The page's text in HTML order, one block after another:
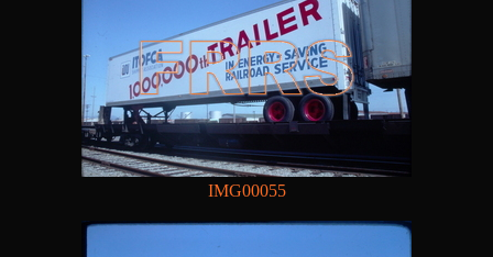
IMG00055